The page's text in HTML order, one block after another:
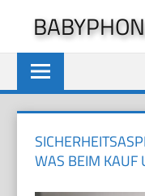
springen
WAS BEIM KAUF